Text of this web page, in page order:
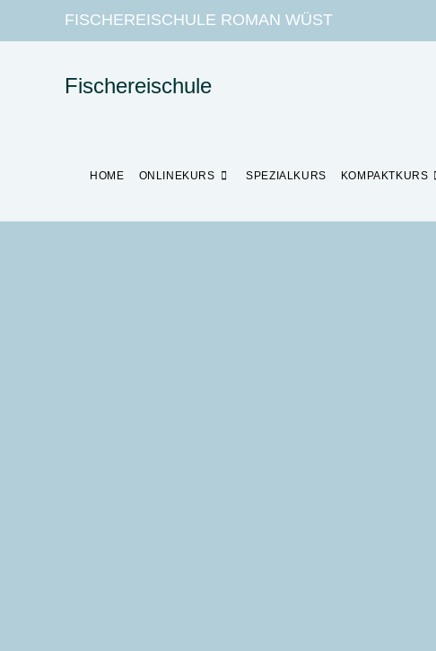
FISCHEREISCHULE ROMAN WÜST
Fischereischule
HOME ONLINEKURS SPEZIALKURS KOMPAKTKURS